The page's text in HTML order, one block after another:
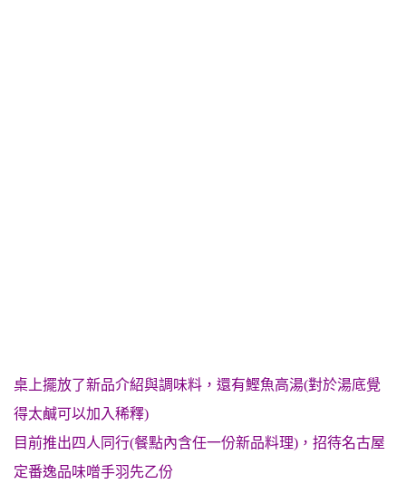
桌上擺放了新品介紹與調味料，還有鰹魚高湯(對於湯底覺
得太鹹可以加入稀釋)
目前推出四人同行(餐點內含任一份新品料理)，招待名古屋
定番逸品味噌手羽先乙份